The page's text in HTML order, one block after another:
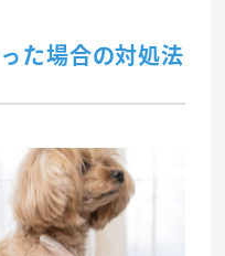
た場合の対処法